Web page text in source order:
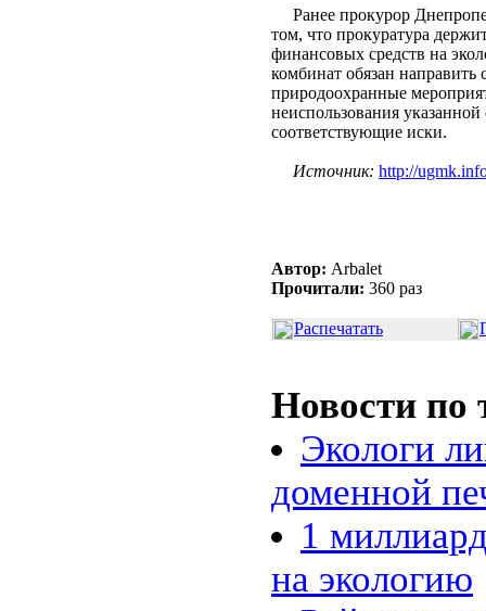
Ранее прокурор
том, что прокуратура
финансовых средств на
комбинат обязан
природоохранные
неиспользования
соответствующие иски.
Источник: http://
Автор: Arbalet
Прочитали: 360 раз
Распечатать
Новости по
Экологи
доменной
1
на экологию